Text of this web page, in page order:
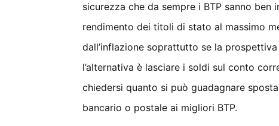
sicurezza che da sempre i BTP sanno
rendimento dei titoli di stato al massimo
dall’inflazione soprattutto se la
l’alternativa è lasciare i soldi sul conto
chiedersi quanto si può guadagnare
bancario o postale ai migliori BTP.